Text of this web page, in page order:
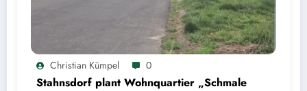
Christian Kümpel 0
Stahnsdorf plant Wohnquartier „Schmale